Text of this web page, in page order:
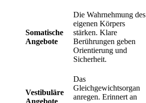
Somatische
Angebote
Die Wahrnehmung des
eigenen Körpers
stärken. Klare
Berührungen geben
Orientierung und
Sicherheit.
Vestibuläre
Das
Gleichgewichtsorgan
anregen. Erinnert an